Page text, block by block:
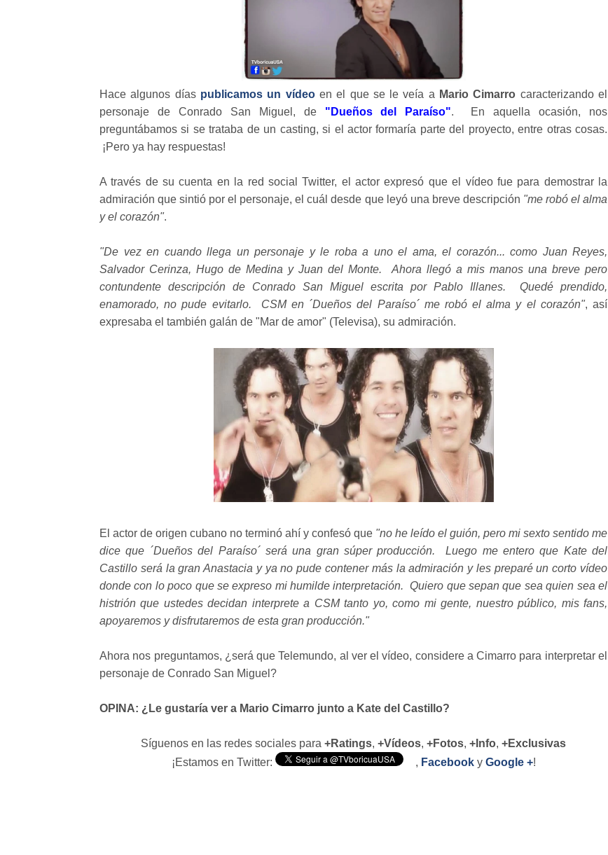
Hace algunos días publicamos un vídeoen el que se le veía a Mario Cimarro caracterizando el
personaje de Conrado San Miguel, de "Dueños del Paraíso". En aquella ocasión, nos
preguntábamos si se trataba de un casting, si el actor formaría parte del proyecto, entre otras cosas.
¡Pero ya hay respuestas!
A través de su cuenta en la red social Twitter, el actor expresó que el vídeo fue para demostrar la
admiración que sintió por el personaje, el cuál desde que leyó una breve descripción "me robó el alma
y el corazón".
"De vez en cuando llega un personaje y le roba a uno el ama, el corazón... como Juan Reyes,
Salvador Cerinza, Hugo de Medina y Juan del Monte. Ahora llegó a mis manos una breve pero
contundente descripción de Conrado San Miguel escrita por Pablo Illanes. Quedé prendido,
enamorado, no pude evitarlo. CSM en ´Dueños del Paraíso´ me robó el alma y el corazón", así
expresaba el también galán de "Mar de amor" (Televisa), su admiración.
El actor de origen cubano no terminó ahí y confesó que "no he leído el guión, pero mi sexto sentido me
dice que ´Dueños del Paraíso´ será una gran súper producción. Luego me entero que Kate del
Castillo será la gran Anastacia y ya no pude contener más la admiración y les preparé un corto vídeo
donde con lo poco que se expreso mi humilde interpretación. Quiero que sepan que sea quien sea el
histrión que ustedes decidan interprete a CSM tanto yo, como mi gente, nuestro público, mis fans,
apoyaremos y disfrutaremos de esta gran producción."
Ahora nos preguntamos, ¿será que Telemundo, al ver el vídeo, considere a Cimarro para interpretar el
personaje de Conrado San Miguel?
OPINA: ¿Le gustaría ver a Mario Cimarro junto a Kate del Castillo?
Síguenos en las redes sociales para +Ratings, +Vídeos, +Fotos, +Info, +Exclusivas
¡Estamos en Twitter:
, Facebooky Google +!